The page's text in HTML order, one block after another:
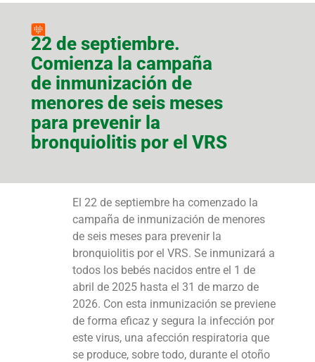
22 de septiembre.
Comienza la campaña
de inmunización de
menores de seis meses
para prevenir la
bronquiolitis por el VRS
El 22 de septiembre ha comenzado la
campaña de inmunización de menores
de seis meses para prevenir la
bronquiolitis por el VRS. Se inmunizará a
todos los bebés nacidos entre el 1 de
abril de 2025 hasta el 31 de marzo de
2026. Con esta inmunización se previene
de forma eficaz y segura la infección por
este virus, una afección respiratoria que
se produce, sobre todo, durante el otoño